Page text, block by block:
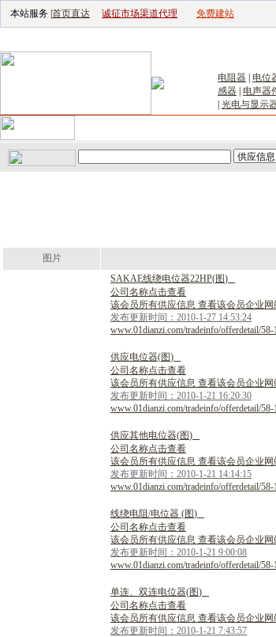
本站服务 | 首页直达 诚征市场渠道代理 免费建站
电阻器 电位
感器
电声器
光电与显示
图片
SAKAE线绕电位器22HP(图)
公司名称点击查看
该会员所有供应信息 查看该会员企业网
发布更新时间：2010-1-27 14:53:24
www.01dianzi.com/tradeinfo/offerdetail/
供应电位器(图)
公司名称点击查看
该会员所有供应信息 查看该会员企业网
发布更新时间：2010-1-21 16:20:30
www.01dianzi.com/tradeinfo/offerdetail/
供应其他电位器(图)
公司名称点击查看
该会员所有供应信息 查看该会员企业网
发布更新时间：2010-1-21 14:14:15
www.01dianzi.com/tradeinfo/offerdetail/
线绕电阻 /电位器 (图)
公司名称点击查看
该会员所有供应信息 查看该会员企业网
发布更新时间：2010-1-21 9:00:08
www.01dianzi.com/tradeinfo/offerdetail/
单连、 双连电位器(图)
公司名称点击查看
该会员所有供应信息 查看该会员企业网
发布更新时间：2010-1-21 7:43:57